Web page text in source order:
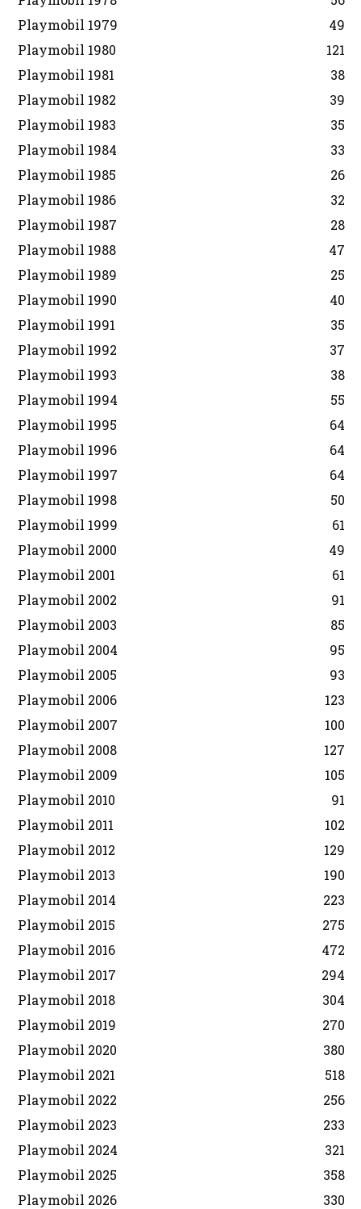
Playmobil 1979
49
Playmobil 1980
121
Playmobil 1981
38
Playmobil 1982
39
Playmobil 1983
35
Playmobil 1984
33
Playmobil 1985
26
Playmobil 1986
32
Playmobil 1987
28
Playmobil 1988
47
Playmobil 1989
25
Playmobil 1990
40
Playmobil 1991
35
Playmobil 1992
37
Playmobil 1993
38
Playmobil 1994
55
Playmobil 1995
64
Playmobil 1996
64
Playmobil 1997
64
Playmobil 1998
50
Playmobil 1999
61
Playmobil 2000
49
Playmobil 2001
61
Playmobil 2002
91
Playmobil 2003
85
Playmobil 2004
95
Playmobil 2005
93
Playmobil 2006
123
Playmobil 2007
100
Playmobil 2008
127
Playmobil 2009
105
Playmobil 2010
91
Playmobil 2011
102
Playmobil 2012
129
Playmobil 2013
190
Playmobil 2014
223
Playmobil 2015
275
Playmobil 2016
472
Playmobil 2017
294
Playmobil 2018
304
Playmobil 2019
270
Playmobil 2020
380
Playmobil 2021
518
Playmobil 2022
256
Playmobil 2023
233
Playmobil 2024
321
Playmobil 2025
358
Playmobil 2026
330